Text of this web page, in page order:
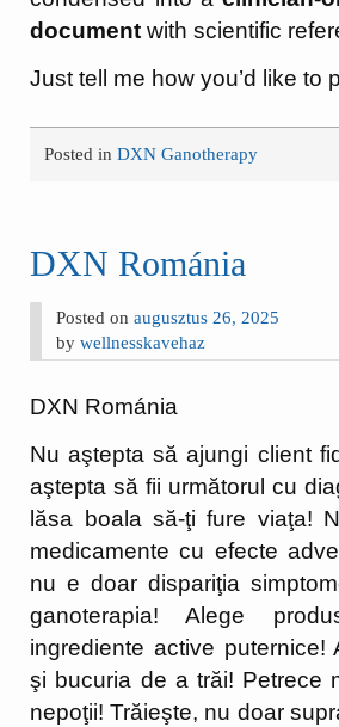
document with scientific
Just tell me how you’d like to
Posted inDXN Ganotherapy
DXN Románia
Posted onaugusztus 26, 2025
bywellnesskavehaz
DXN Románia
Nu aştepta să ajungi client
aştepta să fii următorul cu
lăsa boala să-ţi fure viaţa!
medicamente cu efecte
nu e doar dispariţia
ganoterapia! Alege
ingrediente active puternice!
şi bucuria de a trăi! Petrece
nepoţii! Trăieşte, nu doar